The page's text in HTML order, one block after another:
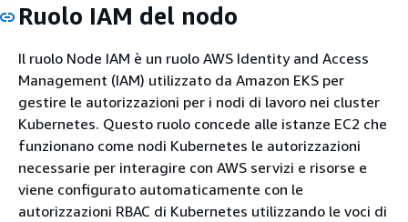
Ruolo IAM del nodo
Il ruolo Node IAM è un ruolo AWS Identity and Access
Management (IAM) utilizzato da Amazon EKS per
gestire le autorizzazioni per i nodi di lavoro nei cluster
Kubernetes. Questo ruolo concede alle istanze EC2 che
funzionano come nodi Kubernetes le autorizzazioni
necessarie per interagire con AWS servizi e risorse e
viene configurato automaticamente con le
autorizzazioni RBAC di Kubernetes utilizzando le voci di